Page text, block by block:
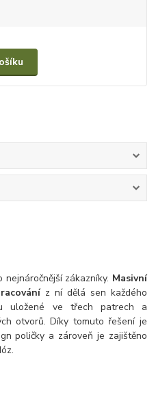
nejnáročnější zákazníky. Masivní
z ní dělá sen každého
uložené ve třech patrech a
otvorů. Díky tomuto řešení je
poličky a zároveň je zajištěno